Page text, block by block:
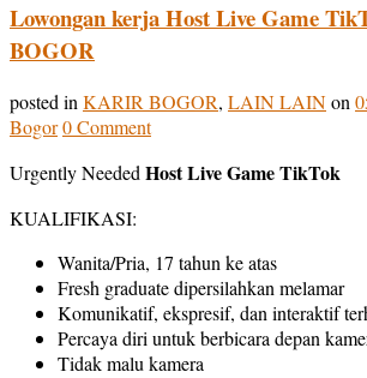
Lowongan kerja Host Live Game
BOGOR
posted in KARIR BOGOR, LAIN LAINon
Bogor0 Comment
Urgently Needed Host Live Game TikTok
KUALIFIKASI:
Wanita/Pria, 17 tahun ke atas
Fresh graduate dipersilahkan melamar
Komunikatif, ekspresif, dan interaktif
Percaya diri untuk berbicara depan
Tidak malu kamera